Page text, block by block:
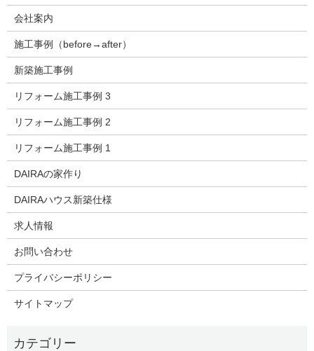
会社案内
施工事例（before→after）
新築施工事例
リフォーム施工事例 3
リフォーム施工事例 2
リフォーム施工事例 1
DAIRAの家作り
DAIRAハウス新築仕様
求人情報
お問い合わせ
プライバシーポリシー
サイトマップ